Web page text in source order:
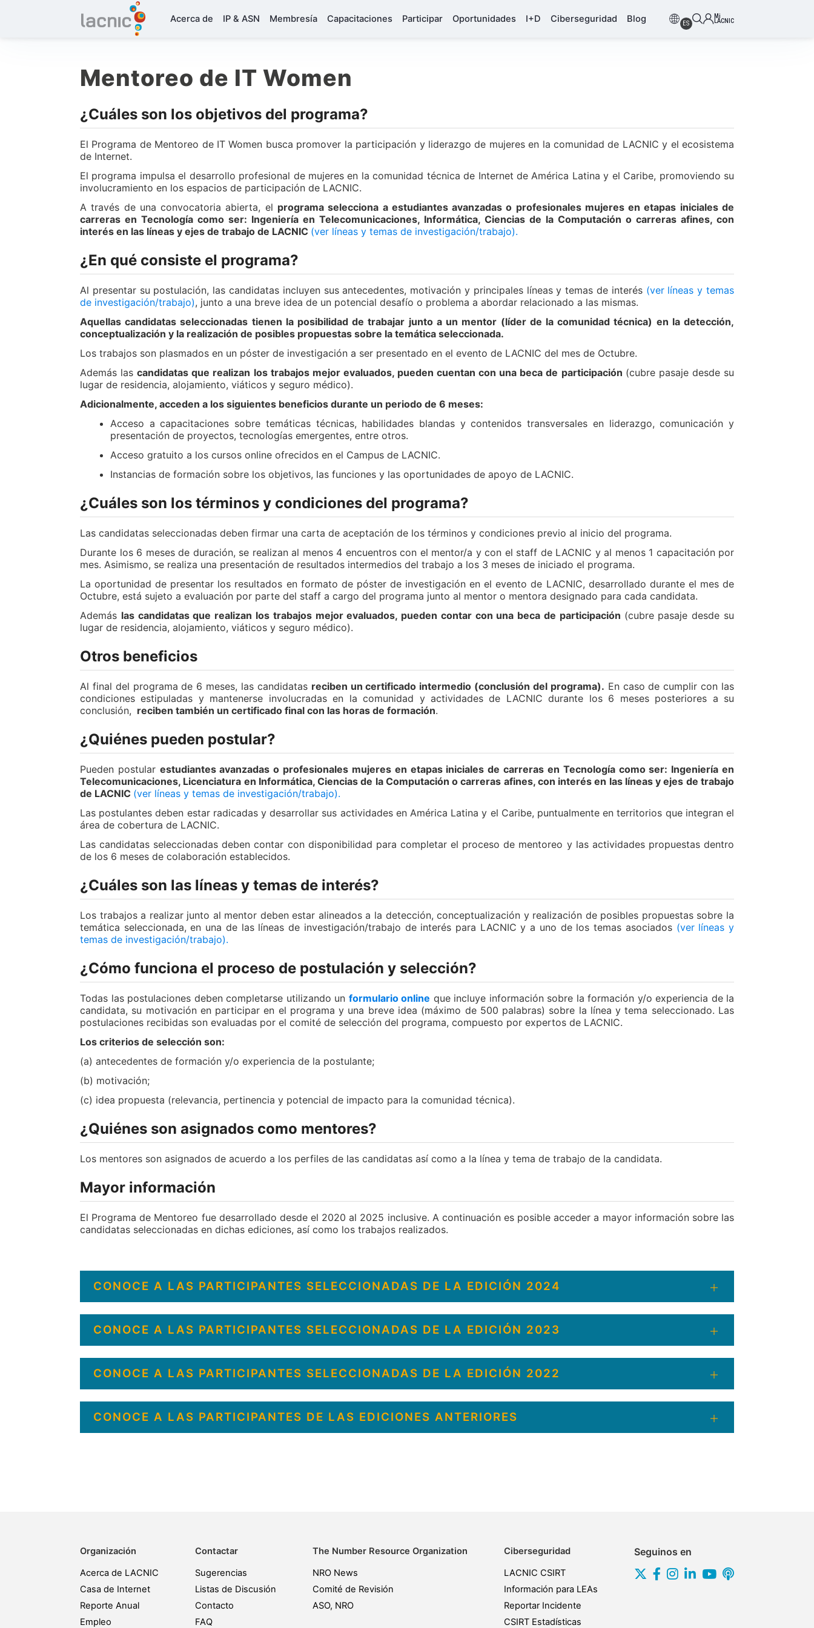
Acerca de IP & ASN Membresía Capacitaciones Participar Oportunidades I+D Ciberseguridad Blog ES
Mi
LACNIC
Mentoreo de IT Women
¿Cuáles son los objetivos del programa?
El Programa de Mentoreo de IT Women busca promover la participación y liderazgo de mujeres en la comunidad de LACNIC y el ecosistema
de Internet.
El programa impulsa el desarrollo profesional de mujeres en la comunidad técnica de Internet de América Latina y el Caribe, promoviendo su
involucramiento en los espacios de participación de LACNIC.
A través de una convocatoria abierta, el programa selecciona a estudiantes avanzadas o profesionales mujeres en etapas iniciales de
carreras en Tecnología como ser: Ingeniería en Telecomunicaciones, Informática, Ciencias de la Computación o carreras afines, con
interés en las líneas y ejes de trabajo de LACNIC (ver líneas y temas de investigación/trabajo).
¿En qué consiste el programa?
Al presentar su postulación, las candidatas incluyen sus antecedentes, motivación y principales líneas y temas de interés (ver líneas y temas
de investigación/trabajo), junto a una breve idea de un potencial desafío o problema a abordar relacionado a las mismas.
Aquellas candidatas seleccionadas tienen la posibilidad de trabajar junto a un mentor (líder de la comunidad técnica) en la detección,
conceptualización y la realización de posibles propuestas sobre la temática seleccionada.
Los trabajos son plasmados en un póster de investigación a ser presentado en el evento de LACNIC del mes de Octubre.
Además lascandidatas que realizan los trabajos mejor evaluados, pueden cuentan con una beca de participación (cubre pasaje desde su
lugar de residencia, alojamiento, viáticos y seguro médico).
Adicionalmente, acceden a los siguientes beneficios durante un periodo de 6 meses:
Acceso a capacitaciones sobre temáticas técnicas, habilidades blandas y contenidos transversales en liderazgo, comunicación y
presentación de proyectos, tecnologías emergentes, entre otros.
Acceso gratuito a los cursos online ofrecidos en el Campus de LACNIC.
Instancias de formación sobre los objetivos, las funciones y las oportunidades de apoyo de LACNIC.
¿Cuáles son los términos y condiciones del programa?
Las candidatas seleccionadas deben firmar una carta de aceptación de los términos y condiciones previo al inicio del programa.
Durante los 6 meses de duración, se realizan al menos 4 encuentros con el mentor/a y con el staff de LACNIC y al menos 1 capacitación por
mes. Asimismo, se realiza una presentación de resultados intermedios del trabajo a los 3 meses de iniciado el programa.
La oportunidad de presentar los resultados en formato de póster de investigación en el evento de LACNIC, desarrollado durante el mes de
Octubre, está sujeto a evaluación por parte del staff a cargo del programa junto al mentor o mentora designado para cada candidata.
Además las candidatas que realizan los trabajos mejor evaluados, pueden contar con una beca de participación (cubre pasaje desde su
lugar de residencia, alojamiento, viáticos y seguro médico).
Otros beneficios
Al final del programa de 6 meses, las candidatas reciben un certificado intermedio (conclusión del programa). En caso de cumplir con las
condiciones estipuladas y mantenerse involucradas en la comunidad y actividades de LACNIC durante los 6 meses posteriores a su
conclusión, reciben también un certificado final con las horas de formación.
¿Quiénes pueden postular?
Pueden postular estudiantes avanzadas o profesionales mujeres en etapas iniciales de carreras en Tecnología como ser: Ingeniería en
Telecomunicaciones, Licenciatura en Informática, Ciencias de la Computación o carreras afines, con interés en las líneas y ejes de trabajo
de LACNIC (ver líneas y temas de investigación/trabajo).
Las postulantes deben estar radicadas y desarrollar sus actividades en América Latina y el Caribe, puntualmente en territorios que integran el
área de cobertura de LACNIC.
Las candidatas seleccionadas deben contar con disponibilidad para completar el proceso de mentoreo y las actividades propuestas dentro
de los 6 meses de colaboración establecidos.
¿Cuáles son las líneas y temas de interés?
Los trabajos a realizar junto al mentor deben estar alineados a la detección, conceptualización y realización de posibles propuestas sobre la
temática seleccionada, en una de las líneas de investigación/trabajo de interés para LACNIC y a uno de los temas asociados (ver líneas y
temas de investigación/trabajo).
¿Cómo funciona el proceso de postulación y selección?
Todas las postulaciones deben completarse utilizando un formulario online que incluye información sobre la formación y/o experiencia de la
candidata, su motivación en participar en el programa y una breve idea (máximo de 500 palabras) sobre la línea y tema seleccionado. Las
postulaciones recibidas son evaluadas por el comité de selección del programa, compuesto por expertos de LACNIC.
Los criterios de selección son:
(a) antecedentes de formación y/o experiencia de la postulante;
(b) motivación;
(c) idea propuesta (relevancia, pertinencia y potencial de impacto para la comunidad técnica).
¿Quiénes son asignados como mentores?
Los mentores son asignados de acuerdo a los perfiles de las candidatas así como a la línea y tema de trabajo de la candidata.
Mayor información
El Programa de Mentoreo fue desarrollado desde el 2020 al 2025 inclusive. A continuación es posible acceder a mayor información sobre las
candidatas seleccionadas en dichas ediciones, así como los trabajos realizados.
CONOCE A LAS PARTICIPANTES SELECCIONADAS DE LA EDICIÓN 2024
CONOCE A LAS PARTICIPANTES SELECCIONADAS DE LA EDICIÓN 2023
CONOCE A LAS PARTICIPANTES SELECCIONADAS DE LA EDICIÓN 2022
CONOCE A LAS PARTICIPANTES DE LAS EDICIONES ANTERIORES
Organización
Acerca de LACNIC
Casa de Internet
Reporte Anual
Empleo
Contactar
Sugerencias
Listas de Discusión
Contacto
FAQ
The Number Resource Organization
NRO News
Comité de Revisión
ASO, NRO
Ciberseguridad
LACNIC CSIRT
Información para LEAs
Reportar Incidente
CSIRT Estadísticas
Seguinos en